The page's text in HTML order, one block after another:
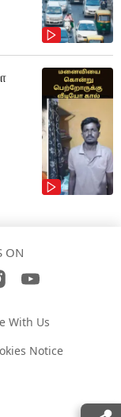
ON
With Us
Notice